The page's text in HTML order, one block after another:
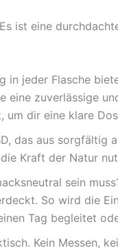
ist eine
in jeder Flasche
zuverlässige
dir eine klare
das aus sorgfältig
Kraft der Natur
sein
So wird die
Tag begleitet
Kein Messen,